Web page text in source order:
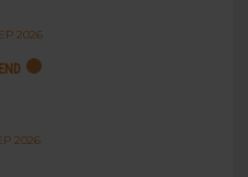
2026
2026